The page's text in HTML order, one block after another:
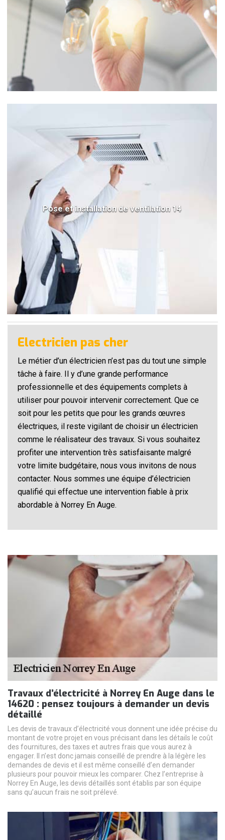
Pose et installation de ventilation 14
Electricien pas cher
Le métier d’un électricien n’est pas du tout une simple
tâche à faire. Il y d’une grande performance
professionnelle et des équipements complets à
utiliser pour pouvoir intervenir correctement. Que ce
soit pour les petits que pour les grands œuvres
électriques, il reste vigilant de choisir un électricien
comme le réalisateur des travaux. Si vous souhaitez
profiter une intervention très satisfaisante malgré
votre limite budgétaire, nous vous invitons de nous
contacter. Nous sommes une équipe d’électricien
qualifié qui effectue une intervention fiable à prix
abordable à Norrey En Auge.
Travaux d’électricité à Norrey En Auge dans le
14620 : pensez toujours à demander un devis
détaillé
Les devis de travaux d’électricité vous donnent une idée précise du
montant de votre projet en vous précisant dans les détails le coût
des fournitures, des taxes et autres frais que vous aurez à
engager. Il n’est donc jamais conseillé de prendre à la légère les
demandes de devis et il est même conseillé d’en demander
plusieurs pour pouvoir mieux les comparer. Chez l’entreprise à
Norrey En Auge, les devis détaillés sont établis par son équipe
sans qu’aucun frais ne soit prélevé.